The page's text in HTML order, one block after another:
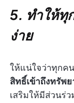
5. ทำให้ทุ
ง่าย
ให้แน่ใจว่าทุกค
สิทธิ์เข้าถึงทรัพ
เสริมให้มีส่วนร่ว